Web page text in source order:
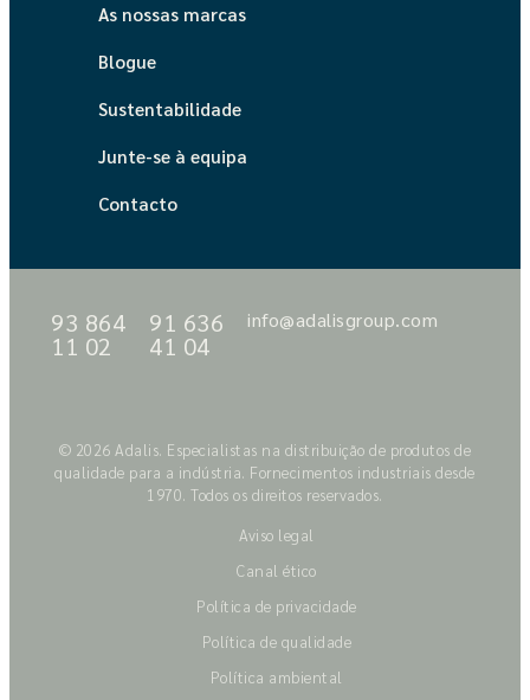
As nossas marcas
Blogue
Sustentabilidade
Junte-se à equipa
Contacto
93 864
11 02
91 636
41 04
info@adalisgroup.com
© 2026 Adalis. Especialistas na distribuição de produtos de
qualidade para a indústria. Fornecimentos industriais desde
1970. Todos os direitos reservados.
Aviso legal
Canal ético
Política de privacidade
Política de qualidade
Política ambiental